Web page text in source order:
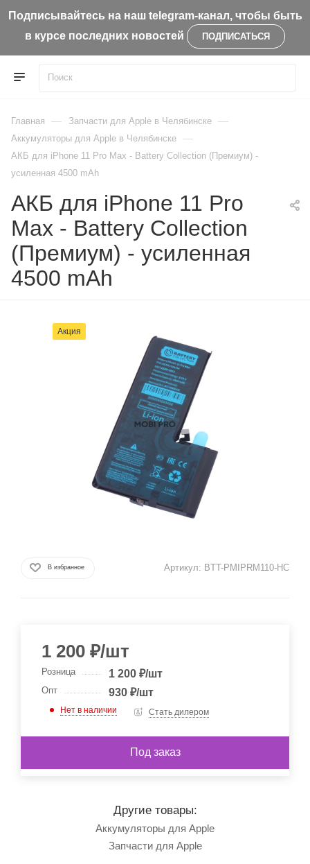
Подписывайтесь на наш telegram-канал, чтобы быть
в курсе последних новостей
ПОДПИСАТЬСЯ
Главная — Запчасти для Apple в Челябинске —
Aккумуляторы для Apple в Челябинске —
АКБ для iPhone 11 Pro Max - Battery Collection (Премиум) -
усиленная 4500 mAh
АКБ для iPhone 11 Pro
Max - Battery Collection
(Премиум) - усиленная
4500 mAh
Акция
В избранное Артикул: BTT-PMIPRM110-HC
1 200 ₽/шт
Розница 1 200 ₽/шт
Опт 930 ₽/шт
Нет в наличии Стать дилером
Под заказ
Другие товары:
Аккумуляторы для Apple
Запчасти для Apple